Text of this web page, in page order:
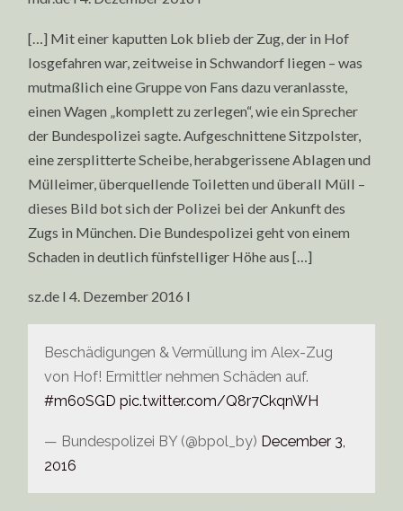
[…] Mit einer kaputten Lok blieb der Zug, der in Hof
losgefahren war, zeitweise in Schwandorf liegen – was
mutmaßlich eine Gruppe von Fans dazu veranlasste,
einen Wagen „komplett zu zerlegen“, wie ein Sprecher
der Bundespolizei sagte. Aufgeschnittene Sitzpolster,
eine zersplitterte Scheibe, herabgerissene Ablagen und
Mülleimer, überquellende Toiletten und überall Müll –
dieses Bild bot sich der Polizei bei der Ankunft des
Zugs in München. Die Bundespolizei geht von einem
Schaden in deutlich fünfstelliger Höhe aus […]
sz.de I 4. Dezember 2016 I
Beschädigungen & Vermüllung im Alex-Zug
von Hof! Ermittler nehmen Schäden auf.
#m60SGD pic.twitter.com/Q8r7CkqnWH
— Bundespolizei BY (@bpol_by) December 3,
2016